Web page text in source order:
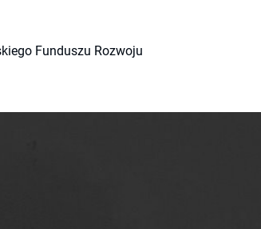
Funduszu Rozwoju